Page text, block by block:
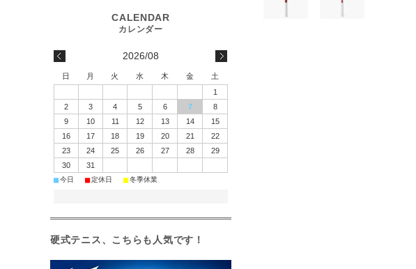
2026/08
日 月 火 水 木 金
土
1
2
3 4 5 6 7
8
9
10 11 12 13 14
15
16
17 18 19 20 21
22
23
24 25 26 27 28
29
30
31
■今日 ■定休日 ■冬季休業
硬式テニス、こちらも人気です！